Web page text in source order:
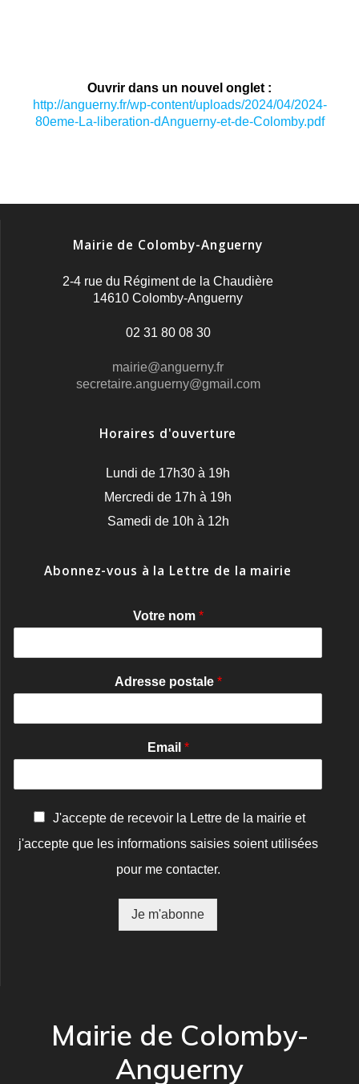
Ouvrir dans un nouvel onglet :
http://anguerny.fr/wp-content/uploads/2024/04/2024-
80eme-La-liberation-dAnguerny-et-de-Colomby.pdf
Mairie de Colomby-Anguerny
2-4 rue du Régiment de la Chaudière
14610 Colomby-Anguerny
02 31 80 08 30
mairie@anguerny.fr
secretaire.anguerny@gmail.com
Horaires d'ouverture
Lundi de 17h30 à 19h
Mercredi de 17h à 19h
Samedi de 10h à 12h
Abonnez-vous à la Lettre de la mairie
Votre nom *
Adresse postale *
Email *
n
J'accepte de recevoir la Lettre de la mairie et
j'accepte que les informations saisies soient utilisées
pour me contacter.
Je m'abonne
Mairie de Colomby-
Anguerny